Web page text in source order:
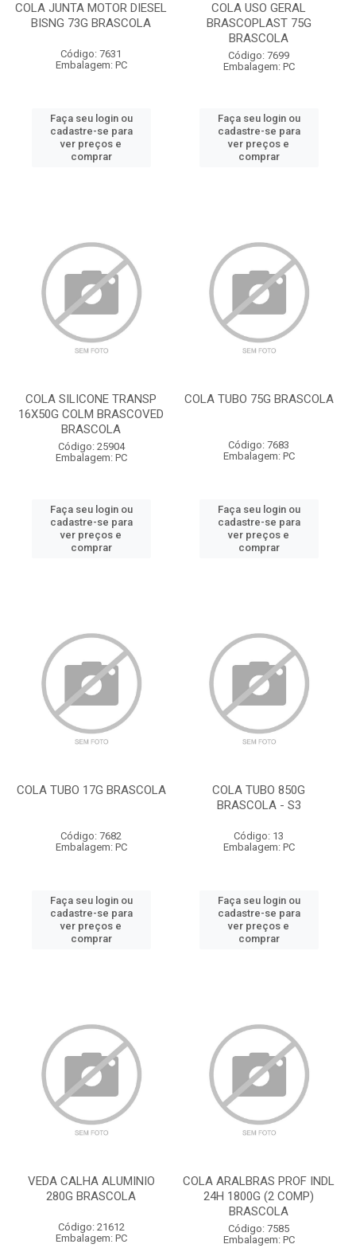
COLA JUNTA MOTOR DIESEL
BISNG 73G BRASCOLA
Código: 7631
Embalagem: PC
Faça seu login ou
cadastre-se para
ver preços e
comprar
COLA USO GERAL
BRASCOPLAST 75G
BRASCOLA
Código: 7699
Embalagem: PC
Faça seu login ou
cadastre-se para
ver preços e
comprar
COLA SILICONE TRANSP
16X50G COLM BRASCOVED
BRASCOLA
Código: 25904
Embalagem: PC
Faça seu login ou
cadastre-se para
ver preços e
comprar
COLA TUBO 75G BRASCOLA
Código: 7683
Embalagem: PC
Faça seu login ou
cadastre-se para
ver preços e
comprar
COLA TUBO 17G BRASCOLA
Código: 7682
Embalagem: PC
Faça seu login ou
cadastre-se para
ver preços e
comprar
COLA TUBO 850G
BRASCOLA - S3
Código: 13
Embalagem: PC
Faça seu login ou
cadastre-se para
ver preços e
comprar
VEDA CALHA ALUMINIO
280G BRASCOLA
Código: 21612
Embalagem: PC
COLA ARALBRAS PROF INDL
24H 1800G (2 COMP)
BRASCOLA
Código: 7585
Embalagem: PC